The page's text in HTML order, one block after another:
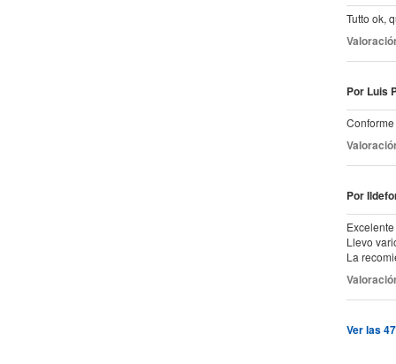
Tutto ok,
Por Luis
Por
Llevo
La
Ver las